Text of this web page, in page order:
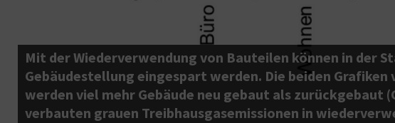
Mit der Wiederverwendung von Bauteilen können in der
Gebäudestellung eingespart werden. Die beiden
werden viel mehr Gebäude neu gebaut als
verbauten grauen Treibhausgasemissionen in